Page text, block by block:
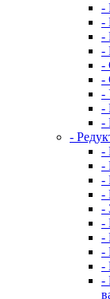
-
-
-
-
-
-
-
-
-
-
-
-
-
-
-
-
-
-
-
-